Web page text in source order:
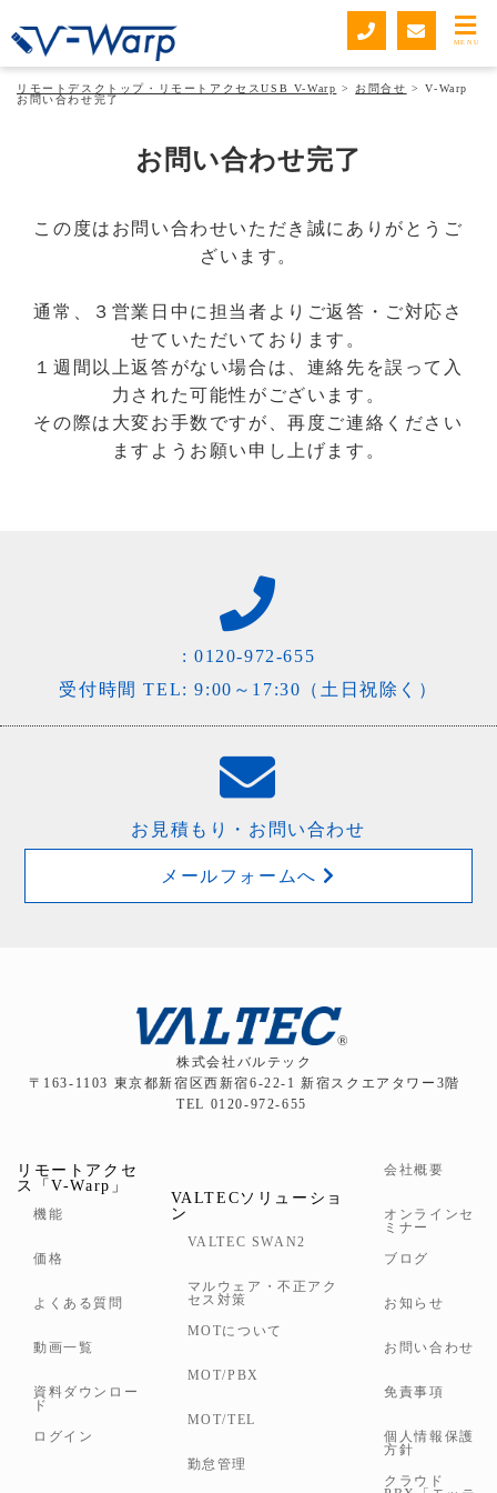
MENU
リモートデスクトップ・リモートアクセスUSB V-Warp > お問合せ >V-Warp
お問い合わせ完了
お問い合わせ完了
この度はお問い合わせいただき誠にありがとうご
ざいます。
通常、３営業日中に担当者よりご返答・ご対応さ
せていただいております。
１週間以上返答がない場合は、連絡先を誤って入
力された可能性がございます。
その際は大変お手数ですが、再度ご連絡ください
ますようお願い申し上げます。
: 0120-972-655
受付時間 TEL: 9:00～17:30（土日祝除く）
お見積もり・お問い合わせ
メールフォームへ
株式会社バルテック
〒163-1103 東京都新宿区西新宿6-22-1 新宿スクエアタワー3階
TEL 0120-972-655
リモートアクセ
ス「V-Warp」
機能
価格
よくある質問
動画一覧
資料ダウンロー
ド
ログイン
VALTECソリューショ
ン
VALTEC SWAN2
マルウェア・不正アク
セス対策
MOTについて
MOT/PBX
MOT/TEL
勤怠管理
会社概要
オンラインセ
ミナー
ブログ
お知らせ
お問い合わせ
免責事項
個人情報保護
方針
クラウド